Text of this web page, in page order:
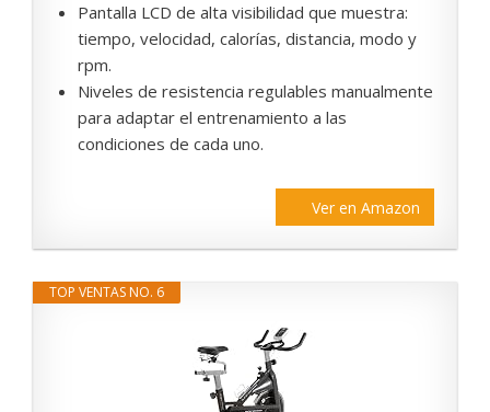
Pantalla LCD de alta visibilidad que muestra:
tiempo, velocidad, calorías, distancia, modo y
rpm.
Niveles de resistencia regulables manualmente
para adaptar el entrenamiento a las
condiciones de cada uno.
Ver en Amazon
TOP VENTAS NO. 6